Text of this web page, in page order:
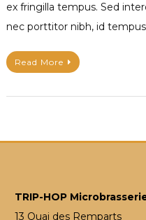
ex fringilla tempus. Sed
nec porttitor nibh, id
Read More
TRIP-HOP
13 Quai des Remparts